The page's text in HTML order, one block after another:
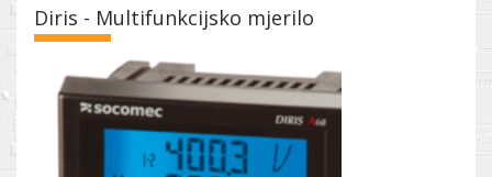
Diris - Multifunkcijsko mjerilo